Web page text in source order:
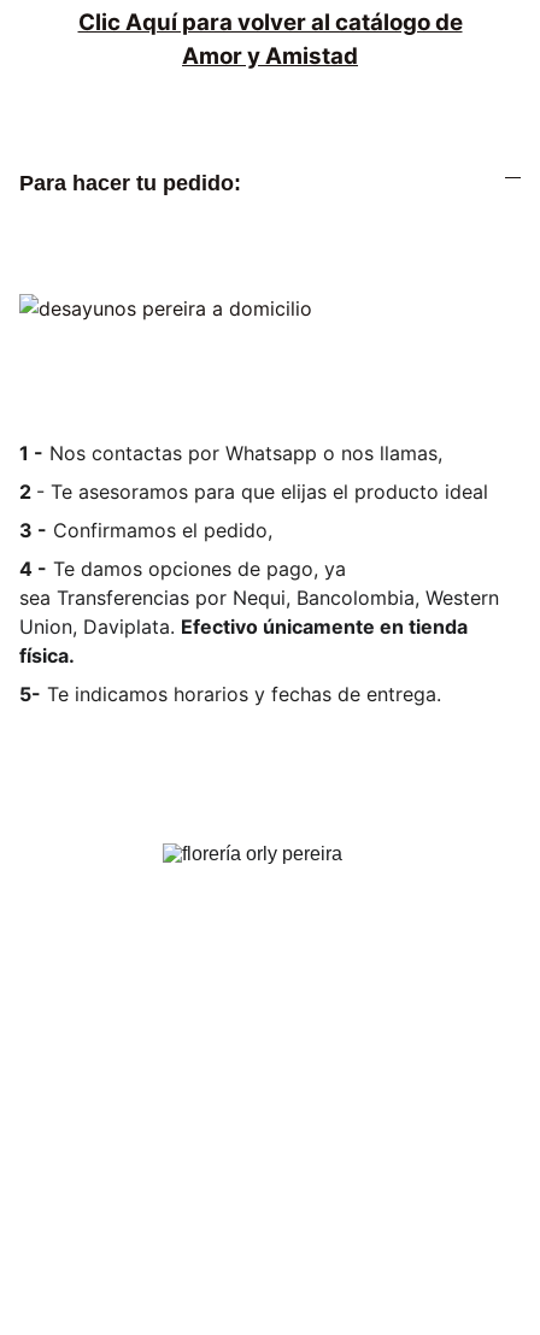
Clic Aquí para volver al catálogo de
Amor y Amistad
Para hacer tu pedido:
1 - Nos contactas por Whatsapp o nos llamas,
2 - Te asesoramos para que elijas el producto ideal
3 - Confirmamos el pedido,
4 - Te damos opciones de pago, ya
sea Transferencias por Nequi, Bancolombia, Western
Union, Daviplata. Efectivo únicamente en tienda
física.
5- Te indicamos horarios y fechas de entrega.